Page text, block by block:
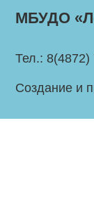
МБУДО
Тел.: 8(4872)
Создание и